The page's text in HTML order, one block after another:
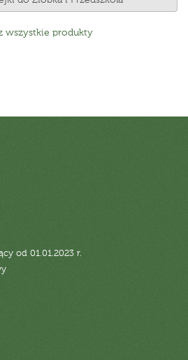
wszystkie produkty
od 01.01.2023 r.